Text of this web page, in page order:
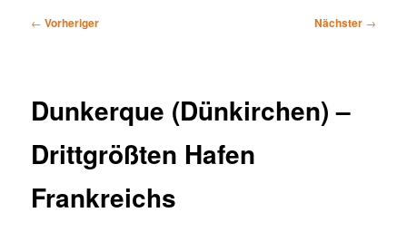
Beitragsnavigation
← Vorheriger Nächster →
Dunkerque (Dünkirchen) –
Drittgrößten Hafen
Frankreichs